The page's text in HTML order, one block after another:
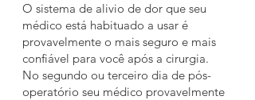
O sistema de alivio de dor que seu
médico está habituado a usar é
provavelmente o mais seguro e mais
confiável para você após a cirurgia.
No segundo ou terceiro dia de pós-
operatório seu médico provavelmente